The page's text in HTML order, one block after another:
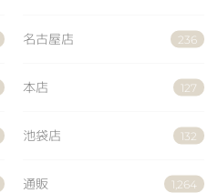
名古屋店 236
本店 127
池袋店 132
通販 1,264